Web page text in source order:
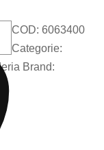
COD: 6063400
Categorie:
Brand: